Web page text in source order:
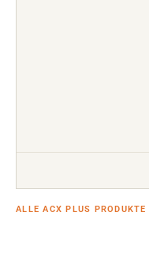
ALLE ACX PLUS PRODUKTE